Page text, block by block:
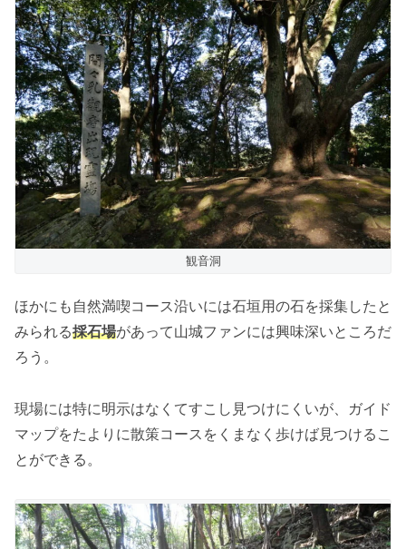
観音洞
ほかにも自然満喫コース沿いには石垣用の石を採集したと
みられる採石場があって山城ファンには興味深いところだ
ろう。
現場には特に明示はなくてすこし見つけにくいが、ガイド
マップをたよりに散策コースをくまなく歩けば見つけるこ
とができる。